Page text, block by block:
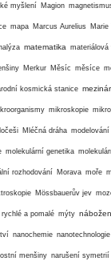
myšlení Magion
mapa Marcus Aurelius Marie
matematika materiálová
Merkur Měsíc měsíce
kosmická stanice
mikroskopie
Mléčná dráha
molekulární genetika
rozhodování Morava moře
Mössbauerův jev
a pomalé mýty
nanochemie nanotechnologie
menšiny narušení symetrií